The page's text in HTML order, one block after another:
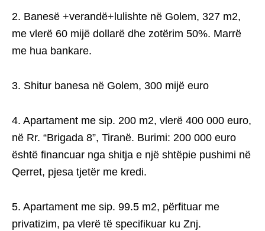
2. Banesë +verandë+lulishte në Golem, 327 m2,
me vlerë 60 mijë dollarë dhe zotërim 50%. Marrë
me hua bankare.
3. Shitur banesa në Golem, 300 mijë euro
4. Apartament me sip. 200 m2, vlerë 400 000 euro,
në Rr. “Brigada 8”, Tiranë. Burimi: 200 000 euro
është financuar nga shitja e një shtëpie pushimi në
Qerret, pjesa tjetër me kredi.
5. Apartament me sip. 99.5 m2, përfituar me
privatizim, pa vlerë të specifikuar ku Znj.